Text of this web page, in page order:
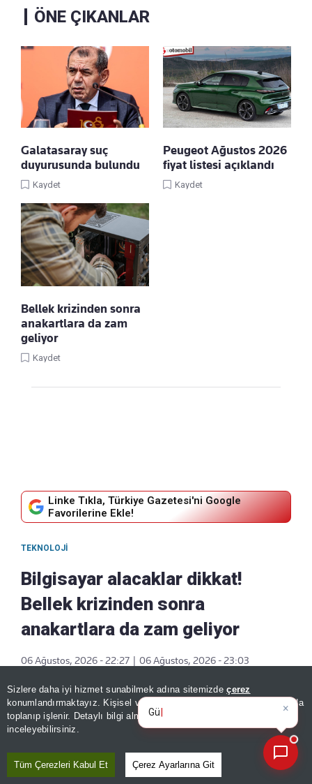
Sizlere daha iyi hizmet sunabilmek adına sitemizdeçerez
konumlandırmaktayız. Kişisel verileriniz, KVKK ve GDPR kapsamında
toplanıp işlenir. Detaylı bilgi almak için
inceleyebilirsiniz.
Tüm Çerezleri Kabul Et Çerez Ayarlarına Git
ÖNE ÇIKANLAR
Galatasaray suç
duyurusunda bulundu
Kaydet
Peugeot Ağustos 2026
fiyat listesi açıklandı
Kaydet
Bellek krizinden sonra
anakartlara da zam
geliyor
Kaydet
Linke Tıkla, Türkiye Gazetesi'ni Google
Favorilerine Ekle!
TEKNOLOJI
Bilgisayar alacaklar dikkat!
Bellek krizinden sonra
anakartlara da zam geliyor
06 Ağustos, 2026 - 22:27
06 Ağustos, 2026 - 23:03
×
Günün spor, gündem ve
ekonomi gelişmel